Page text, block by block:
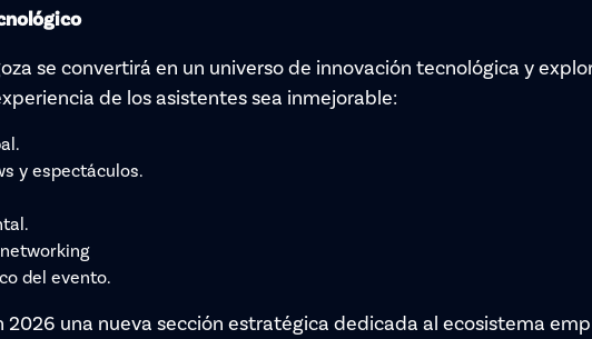
se convertirá en un universo de innovación tecnológica y
de los asistentes sea inmejorable:
y espectáculos.
del evento.
2026 una nueva sección estratégica dedicada al ecosistema